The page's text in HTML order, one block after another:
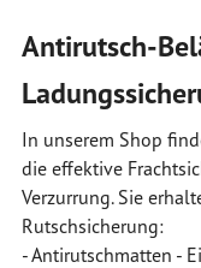
Antirutsch-
In unserem Shop
die effektive
Verzurrung. Sie
Rutschsicherung:
- Antirutschmatten -